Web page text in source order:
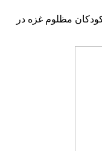
مظلوم غزه در